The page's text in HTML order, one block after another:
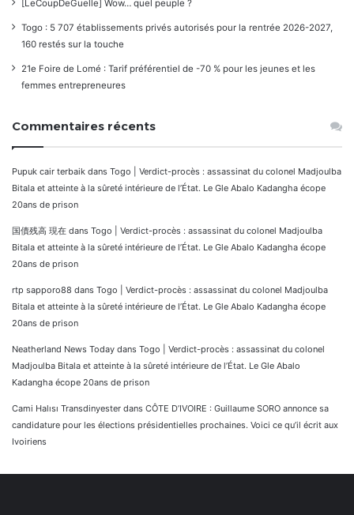
[LeCoupDeGuelle] Wow… quel peuple ?
Togo : 5 707 établissements privés autorisés pour la rentrée 2026-2027,
160 restés sur la touche
21e Foire de Lomé : Tarif préférentiel de -70 % pour les jeunes et les
femmes entrepreneures
Commentaires récents
Pupuk cair terbaik dans Togo | Verdict-procès : assassinat du colonel Madjoulba
Bitala et atteinte à la sûreté intérieure de l’État. Le Gle Abalo Kadangha écope
20ans de prison
国債残高 現在 dans Togo | Verdict-procès : assassinat du colonel Madjoulba
Bitala et atteinte à la sûreté intérieure de l’État. Le Gle Abalo Kadangha écope
20ans de prison
rtp sapporo88 dans Togo | Verdict-procès : assassinat du colonel Madjoulba
Bitala et atteinte à la sûreté intérieure de l’État. Le Gle Abalo Kadangha écope
20ans de prison
Neatherland News Today dans Togo | Verdict-procès : assassinat du colonel
Madjoulba Bitala et atteinte à la sûreté intérieure de l’État. Le Gle Abalo
Kadangha écope 20ans de prison
Cami Halısı Transdinyester dans CÔTE D’IVOIRE : Guillaume SORO annonce sa
candidature pour les élections présidentielles prochaines. Voici ce qu’il écrit aux
Ivoiriens